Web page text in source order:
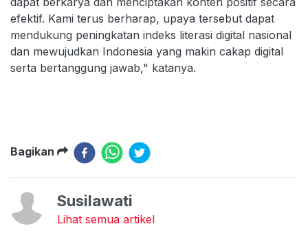
efektif. Kami terus berharap, upaya tersebut dapat
mendukung peningkatan indeks literasi digital nasional
dan mewujudkan Indonesia yang makin cakap digital
serta bertanggung jawab," katanya.
Bagikan
Susilawati
Lihat semua artikel